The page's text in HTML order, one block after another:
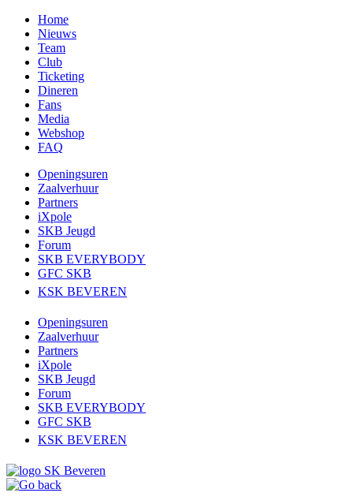
Home
Nieuws
Team
Club
Ticketing
Dineren
Fans
Media
Webshop
FAQ
Openingsuren
Zaalverhuur
Partners
iXpole
SKB Jeugd
Forum
SKB EVERYBODY
GFC SKB
KSK BEVEREN
Openingsuren
Zaalverhuur
Partners
iXpole
SKB Jeugd
Forum
SKB EVERYBODY
GFC SKB
KSK BEVEREN